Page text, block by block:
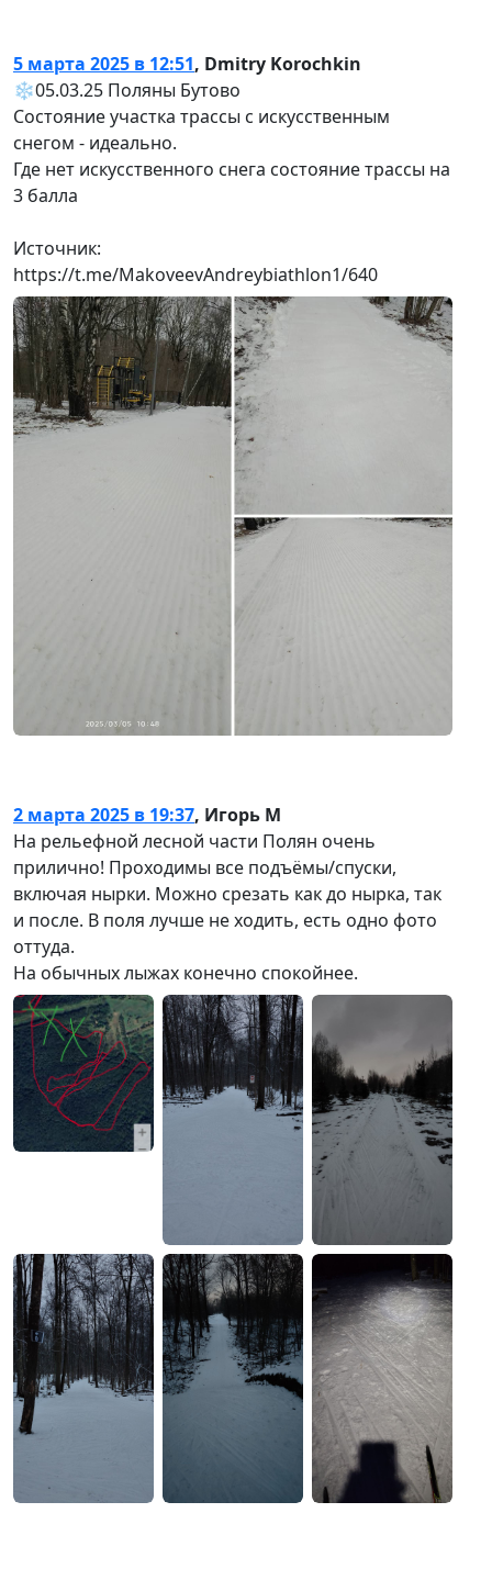
5 марта 2025 в 12:51, Dmitry Korochkin
❄️05.03.25 Поляны Бутово
Состояние участка трассы с искусственным
снегом - идеально.
Где нет искусственного снега состояние трассы на
3 балла
Источник:
https://t.me/MakoveevAndreybiathlon1/640
2 марта 2025 в 19:37, Игорь М
На рельефной лесной части Полян очень
прилично! Проходимы все подъёмы/спуски,
включая нырки. Можно срезать как до нырка, так
и после. В поля лучше не ходить, есть одно фото
оттуда.
На обычных лыжах конечно спокойнее.